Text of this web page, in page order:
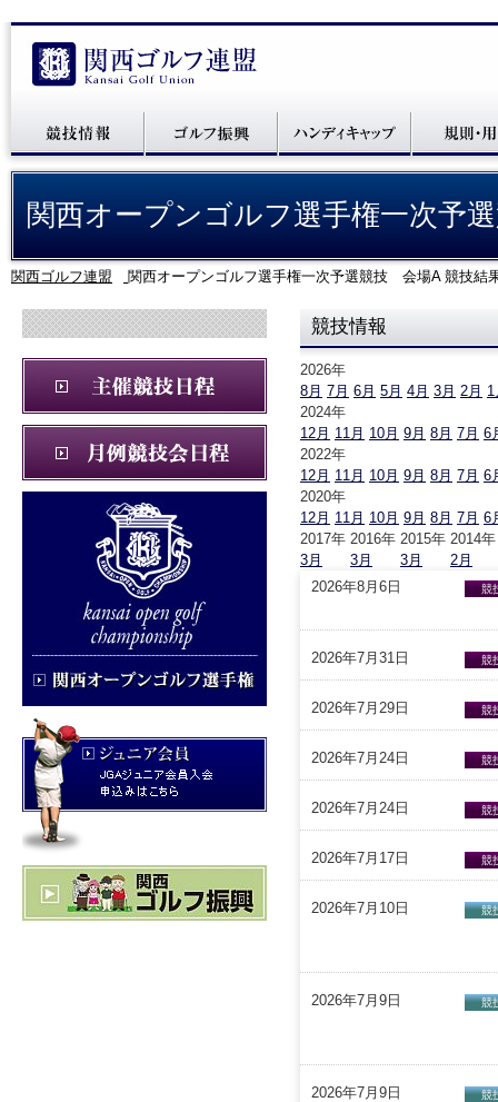
関西オープンゴルフ選手権一次予
関西ゴルフ連盟 関西オープンゴルフ選手権一次予選競技 会場A 競技結
競技情報
2026年
8月 7月 6月 5月 4月 3月 2月 1
2024年
12月 11月 10月 9月 8月 7月 6
2022年
12月 11月 10月 9月 8月 7月 6
2020年
12月 11月 10月 9月 8月 7月 6
2017年
3月
2016年
3月
2015年
3月
2014年
2月
2026年8月6日
競
2026年7月31日 競
2026年7月29日 競
2026年7月24日 競
2026年7月24日 競
2026年7月17日 競
2026年7月10日 競
2026年7月9日 競
2026年7月9日 競